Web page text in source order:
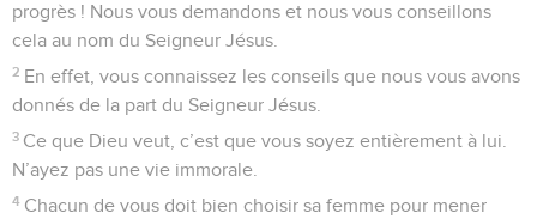
progrès ! Nous vous demandons et nous vous conseillons
cela au nom du Seigneur Jésus.
2 En effet, vous connaissez les conseils que nous vous avons
donnés de la part du Seigneur Jésus.
3 Ce que Dieu veut, c’est que vous soyez entièrement à lui.
N’ayez pas une vie immorale.
4 Chacun de vous doit bien choisir sa femme pour mener